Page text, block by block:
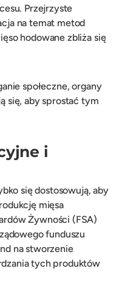
Przejrzyste
na temat metod
hodowane zbliża się
społeczne, organy
się, aby sprostać tym
i
się dostosowują, aby
mięsa
Żywności (FSA)
funduszu
na stworzenie
tych produktów